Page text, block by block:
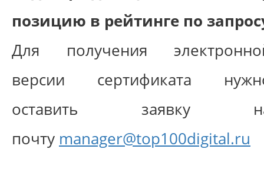
позицию в рейтинге по
Для получения
версии сертификата
оставить заявку
почту manager@top100digital.ru